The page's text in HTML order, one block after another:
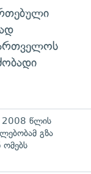
2008 წლის
გზა
ომებს